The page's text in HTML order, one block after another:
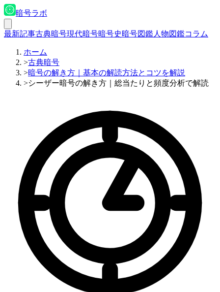
暗号ラボ
最新記事古典暗号現代暗号暗号史暗号図鑑人物図鑑コラム
ホーム
>古典暗号
>暗号の解き方｜基本の解読方法とコツを解説
>シーザー暗号の解き方｜総当たりと頻度分析で解読